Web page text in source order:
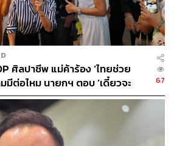
ต่อต้านคอร์รัปชัน (ประเทศไทย)
มโปร่งใสในประเทศไทย ประธาน
าประเทศไทย (ทีดีอาร์ไอ)
รพัฒนาระบบราชการ ข้าราชการ
รับมอบหมายคนหนึ่งเป็นกรรมการ
ราชการสำนักงานคณะกรรมการ
มายคนหนึ่งเป็นผู้ช่วยเลขานุการ
นาจ ดังต่อไปนี้
ศิลปาชีพ แม่ค้าร้อง ‘ไทยช่วย
ต่อไหม นายกฯ ตอบ ‘เดี๋ยวจะ
67